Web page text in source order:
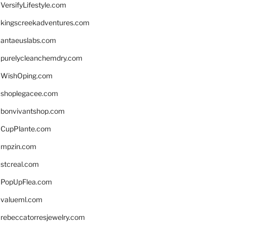
VersifyLifestyle.com
kingscreekadventures.com
antaeuslabs.com
purelycleanchemdry.com
WishOping.com
shoplegacee.com
bonvivantshop.com
CupPlante.com
mpzin.com
stcreal.com
PopUpFlea.com
valueml.com
rebeccatorresjewelry.com